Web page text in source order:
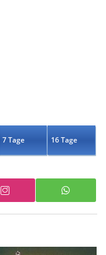
7 Tage 16 Tage